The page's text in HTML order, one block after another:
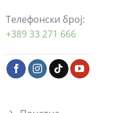
Телефонски број:
+389 33 271 666